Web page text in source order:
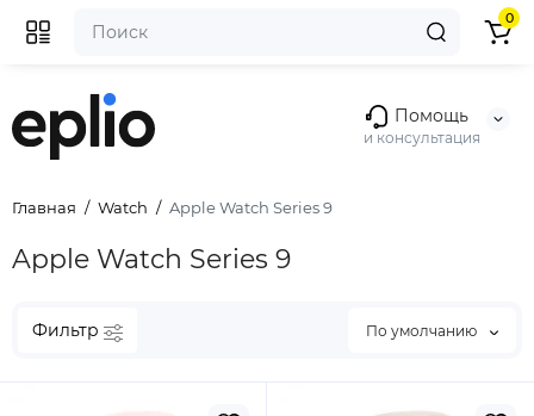
Помощь
и консультация
0
Главная Watch Apple Watch Series 9
Apple Watch Series 9
Фильтр По умолчанию